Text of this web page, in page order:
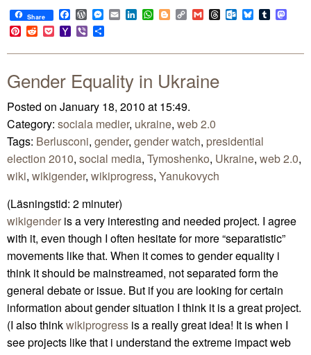
Share Facebook
WordPress
Messenger
EmailLinkedIn
WhatsApp
BloggerCopy
Link
GmailThreadsOutlook.com
BlueskyTumblr
Pinterest
RedditPocketYahoo
Mail
Viber
Gender Equality in Ukraine
Posted on January 18, 2010 at 15:49.
Category: sociala medier, ukraine, web 2.0
Tags: Berlusconi, gender, gender watch, presidential
election 2010, social media, Tymoshenko, Ukraine, web 2.0,
wiki, wikigender, wikiprogress, Yanukovych
(Läsningstid: 2 minuter)
wikigender is a very interesting and needed project. I agree
with it, even though I often hesitate for more “separatistic”
movements like that. When it comes to gender equality i
think it should be mainstreamed, not separated form the
general debate or issue. But if you are looking for certain
information about gender situation I think it is a great project.
(I also thinkwikiprogress is a really great idea! It is when I
see projects like that i understand the extreme impact web